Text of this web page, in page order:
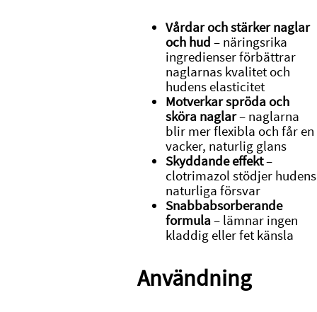
Vårdar och stärker naglar
och hud – näringsrika
ingredienser förbättrar
naglarnas kvalitet och
hudens elasticitet
Motverkar spröda och
sköra naglar– naglarna
blir mer flexibla och får en
vacker, naturlig glans
Skyddande effekt–
clotrimazol stödjer hudens
naturliga försvar
Snabbabsorberande
formula– lämnar ingen
kladdig eller fet känsla
Användning